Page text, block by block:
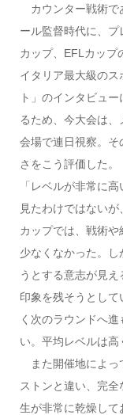
カウンター戦術で
ール監督時代に、
カップ、EFLカップ
イタリア最大級の
ト」のインタビュ
るため、今大会は
会場で連日視察。
さをこう評価した。
「レベルが非常に
見たわけではない
カップでは、戦術
少なくなかった。
うとする意志が見
印象を残そうとし
く次のラウンドへ
い。平均レベルは高
また開催地によっ
ストンと違い、完
生が非常に乾燥して